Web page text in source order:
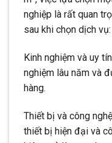
nghiệp là rất quan
sau khi chọn dịch vụ:
Kinh nghiệm và uy
nghiệm lâu năm và
hàng.
Thiết bị và công
thiết bị hiện đại và